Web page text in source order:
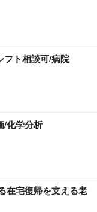
フト相談可/病院
/化学分析
在宅復帰を支える老